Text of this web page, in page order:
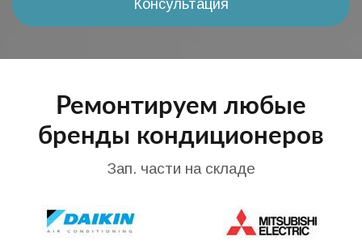
Консультация
Ремонтируем любые
бренды кондиционеров
Зап. части на складе